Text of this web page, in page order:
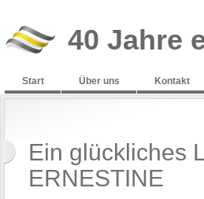
40 Jahre
Start Über uns Kontakt
Ein glückliches
ERNESTINE